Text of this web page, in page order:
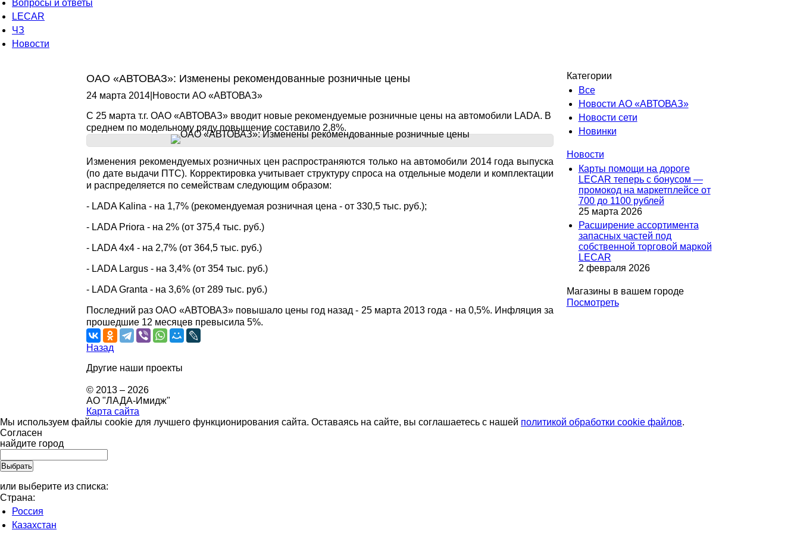
Вопросы и ответы
LECAR
ЧЗ
Новости
ОАО «АВТОВАЗ»: Изменены рекомендованные розничные цены
24 марта 2014 Новости АО «АВТОВАЗ»
С 25 марта т.г. ОАО «АВТОВАЗ» вводит новые рекомендуемые розничные цены на автомобили LADA. В
среднем по модельному ряду повышение составило 2,8%.
Изменения рекомендуемых розничных цен распространяются только на автомобили 2014 года выпуска
(по дате выдачи ПТС). Корректировка учитывает структуру спроса на отдельные модели и комплектации
и распределяется по семействам следующим образом:
- LADA Kalina - на 1,7% (рекомендуемая розничная цена - от 330,5 тыс. руб.);
- LADA Priora - на 2% (от 375,4 тыс. руб.)
- LADA 4х4 - на 2,7% (от 364,5 тыс. руб.)
- LADA Largus - на 3,4% (от 354 тыс. руб.)
- LADA Granta - на 3,6% (от 289 тыс. руб.)
Последний раз ОАО «АВТОВАЗ» повышало цены год назад - 25 марта 2013 года - на 0,5%. Инфляция за
прошедшие 12 месяцев превысила 5%.
Назад
Категории
Все
Новости АО «АВТОВАЗ»
Новости сети
Новинки
Новости
Карты помощи на дороге
LECAR теперь с бонусом —
промокод на маркетплейсе от
700 до 1100 рублей
25 марта 2026
Расширение ассортимента
запасных частей под
собственной торговой маркой
LECAR
2 февраля 2026
Магазины в вашем городе
Посмотреть
Другие наши проекты
© 2013 – 2026
АО "ЛАДА-Имидж"
Карта сайта
Мы используем файлы cookie для лучшего функционирования сайта. Оставаясь на сайте, вы соглашаетесь с нашей политикой обработки cookie файлов.
Согласен
найдите город
или выберите из списка:
Страна:
Россия
Казахстан